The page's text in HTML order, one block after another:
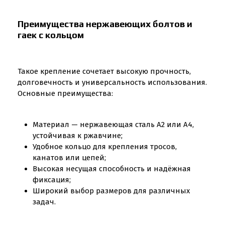
Преимущества нержавеющих болтов и
гаек с кольцом
Такое крепление сочетает высокую прочность,
долговечность и универсальность использования.
Основные преимущества:
Материал — нержавеющая сталь A2 или A4,
устойчивая к ржавчине;
Удобное кольцо для крепления тросов,
канатов или цепей;
Высокая несущая способность и надёжная
фиксация;
Широкий выбор размеров для различных
задач.